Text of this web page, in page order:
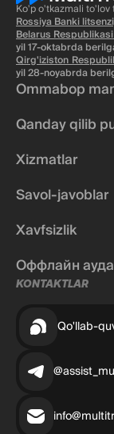
Ko'p o'tkazmali
Rossiya Banki
Belarus
yil 17-oktabrda
Qirg'iziston
yil 28-noyabrda
Ommabop
Qanday qilib
Xizmatlar
Savol-javoblar
Xavfsizlik
Оффлайн
KONTAKTLAR
Qo'llab-